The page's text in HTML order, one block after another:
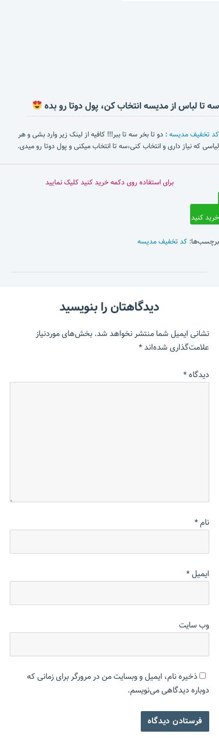
سه تا لباس از مدیسه انتخاب کن، پول دوتا رو بده
کد تخفیف مدیسه: دو تا بخر سه تا ببر!!! کافیه از لینک زیر وارد بشی و هر
لیاسی که نیاز داری و انتخاب کنی،سه تا انتخاب میکنی و پول دوتا رو میدی.
برای استفاده روی دکمه خرید کنید کلیک نمایید
خرید کنید
برچسب‌ها: کد تخفیف مدیسه
دیدگاهتان را بنویسید
نشانی ایمیل شما منتشر نخواهد شد.بخش‌های موردنیاز
علامت‌گذاری شده‌اند*
دیدگاه*
نام*
ایمیل*
وب‌ سایت
ذخیره نام، ایمیل و وبسایت من در مرورگر برای زمانی که
دوباره دیدگاهی می‌نویسم.